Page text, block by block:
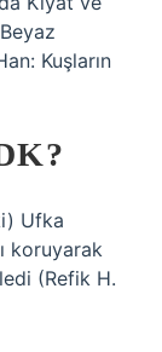
Kuşların
koruyarak
(Refik H.